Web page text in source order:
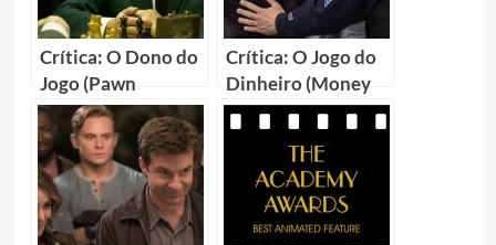
Crítica: O Dono do
Jogo (Pawn
Sacrifice)
Crítica: O Jogo do
Dinheiro (Money
Monster)